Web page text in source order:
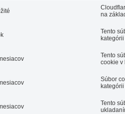
na
Tento
kategórii
Tento
cookie v
Súbor
kategórii
Tento